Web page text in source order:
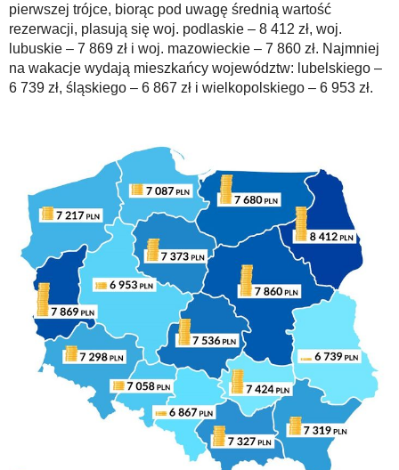
pierwszej trójce, biorąc pod uwagę średnią wartość
rezerwacji, plasują się woj. podlaskie – 8 412 zł, woj.
lubuskie – 7 869 zł i woj. mazowieckie – 7 860 zł. Najmniej
na wakacje wydają mieszkańcy województw: lubelskiego –
6 739 zł, śląskiego – 6 867 zł i wielkopolskiego – 6 953 zł.